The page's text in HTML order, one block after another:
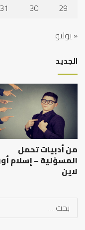
29
30
31
« يوليو
الجديد
من أدبيات تحمل
المسؤلية – إسلام
لاين